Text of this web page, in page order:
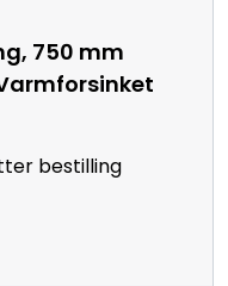
750 mm
bestilling